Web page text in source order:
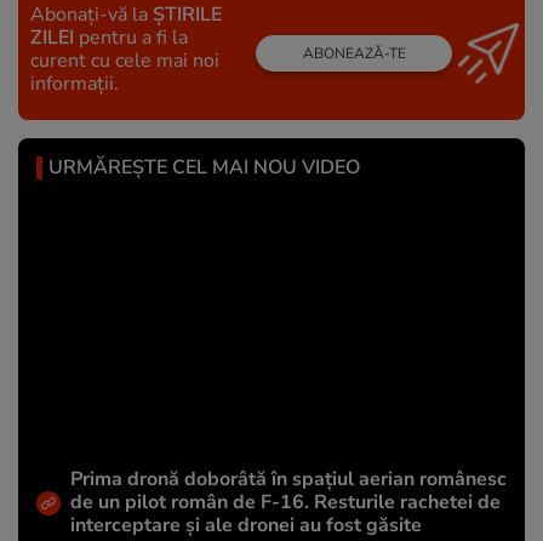
Abonați-vă la ȘTIRILE
ZILEI pentru a fi la
curent cu cele mai noi
informații.
ABONEAZĂ-TE
URMĂREȘTE CEL MAI NOU VIDEO
Prima dronă doborâtă în spațiul aerian românesc
de un pilot român de F-16. Resturile rachetei de
interceptare și ale dronei au fost găsite